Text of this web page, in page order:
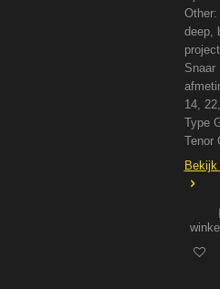
Other:
deep,
Snaar
14,
Type
Tenor